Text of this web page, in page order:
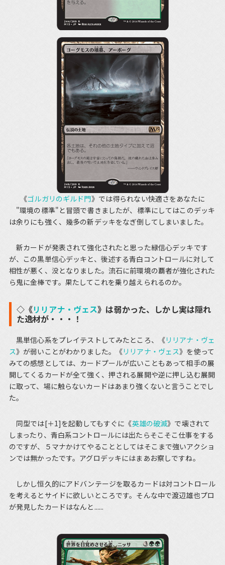
《ゴルガリのギルド門》では得られない快適さをあなたに
"環境の標準"と冒頭で書きましたが、標準にしてはこのデッキ
は余りにも強く、幾多の新デッキをなぎ倒してしまいました。
新カードが発表されて強化されたと思った緑信心デッキです
が、この黒単信心デッキと、後述する青白コントロールに対して
相性が悪く、没となりました。流石に前環境の覇者が強化された
ら鬼に金棒です。果たしてこれを乗り越えられるのか。
◇《リリアナ・ヴェス》は弱かった、しかし実は隠れ
た逸材が・・・！
黒単信心系をプレイテストしてみたところ、《リリアナ・ヴェ
ス》が弱いことがわかりました。《リリアナ・ヴェス》を使って
みての感想としては、カードプールが広いこともあって相手の展
開してくるカードが全て強く、押される展開や逆に押し込む展開
に取って、場に触らないカードはあまり強くないと言うことでし
た。
同型では[＋1]を起動してもすぐに《英雄の破滅》で壊されて
しまったり、青白系コントロールには出たらそこそこ仕事をする
のですが、５マナかけてやることとしてはそこまで強いアクショ
ンでは無かったです。アグロデッキにはまあお察しですね。
しかし恒久的にアドバンテージを取るカードは対コントロール
を考えるとサイドに欲しいところです。そんな中で渡辺雄也プロ
が発見したカードはなんと......